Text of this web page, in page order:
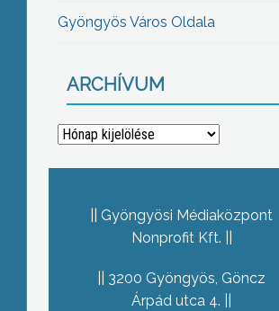
Gyöngyös Város Oldala
ARCHÍVUM
Archívum
Gyöngyösi Médiaközpont
Nonprofit Kft.
3200 Gyöngyös, Göncz
Árpád utca 4.